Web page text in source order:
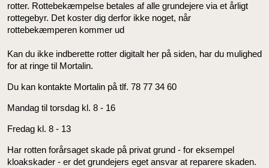
rotter. Rottebekæmpelse betales af alle grundejere via et årligt
rottegebyr. Det koster dig derfor ikke noget, når
rottebekæmperen kommer ud
Kan du ikke indberette rotter digitalt her på siden, har du mulighed
for at ringe til Mortalin.
Du kan kontakte Mortalin på tlf. 78 77 34 60
Mandag til torsdag kl. 8 - 16
Fredag kl. 8 - 13
Har rotten forårsaget skade på privat grund - for eksempel
kloakskader - er det grundejers eget ansvar at reparere skaden.